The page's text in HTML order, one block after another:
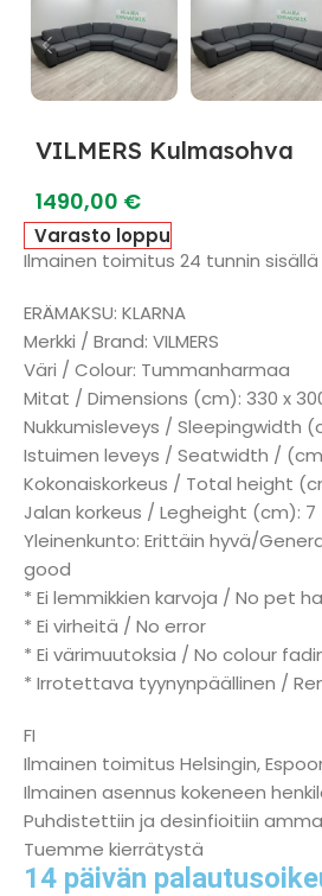
VILMERS Kulmasohva
1490,00 €
Varasto loppu
Ilmainen toimitus 24 tunnin sisällä
ERÄMAKSU: KLARNA
Merkki / Brand: VILMERS
Väri / Colour: Tummanharmaa
Mitat / Dimensions (cm): 330 x
Nukkumisleveys / Sleepingwidth
Istuimen leveys / Seatwidth /
Kokonaiskorkeus / Total height
Jalan korkeus / Legheight (cm): 7
Yleinenkunto: Erittäin hyvä/
good
* Ei lemmikkien karvoja / No pet
* Ei virheitä / No error
* Ei värimuutoksia / No colour
* Irrotettava tyynynpäällinen /
FI
Ilmainen toimitus Helsingin,
Ilmainen asennus kokeneen
Puhdistettiin ja desinfioitiin
Tuemme kierrätystä
14 päivän